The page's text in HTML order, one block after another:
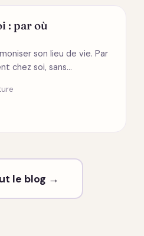
: par où
son lieu de vie. Par
chez soi, sans…
le blog →